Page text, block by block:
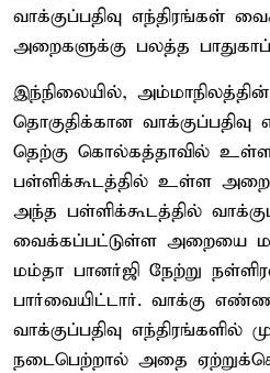
வாக்குப்பதிவு எந்திரங்கள்
அறைகளுக்கு பலத்த
இந்நிலையில், அம்மாநிலத்தின்
தொகுதிக்கான
தெற்கு கொல்கத்தாவில்
பள்ளிக்கூடத்தில் உள்ள
அந்த பள்ளிக்கூடத்தில்
வைக்கப்பட்டுள்ள அறையை
மம்தா பானர்ஜி நேற்று
பார்வையிட்டார். வாக்கு
வாக்குப்பதிவு எந்திரங்களில்
நடைபெற்றால் அதை